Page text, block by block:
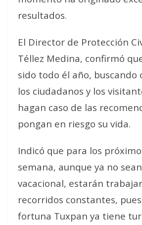
resultados.
El Director de Protección
Téllez Medina, confirmó
sido todo él año, buscando
los ciudadanos y los
hagan caso de las
pongan en riesgo su vida.
Indicó que para los
semana, aunque ya no
vacacional, estarán
recorridos constantes,
fortuna Tuxpan ya tiene